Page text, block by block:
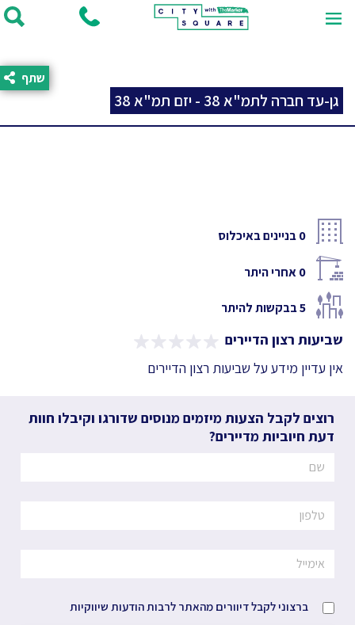
גן-עד חברה לתמ"א 38 - יזם תמ"א 38
שתף
0בניינים באיכלוס
0אחרי היתר
5בבקשות להיתר
שביעות רצון הדיירים
אין עדיין מידע על שביעות רצון הדיירים
רוצים לקבל הצעות מיזמים מנוסים שדורגו וקיבלו חוות
דעת חיוביות מדיירים?
ברצוני לקבל דיוורים מהאתר לרבות הודעות שיווקיות